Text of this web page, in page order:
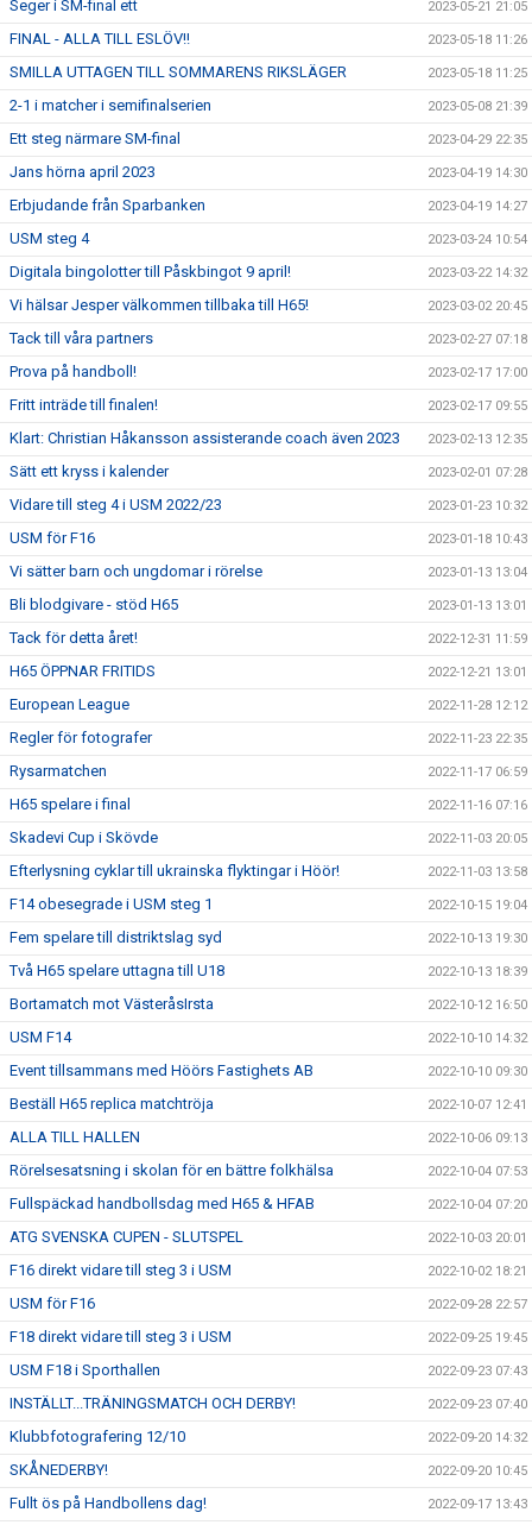
Seger i SM-final ett 2023-05-21 21:05
FINAL - ALLA TILL ESLÖV!! 2023-05-18 11:26
SMILLA UTTAGEN TILL SOMMARENS RIKSLÄGER 2023-05-18 11:25
2-1 i matcher i semifinalserien 2023-05-08 21:39
Ett steg närmare SM-final 2023-04-29 22:35
Jans hörna april 2023 2023-04-19 14:30
Erbjudande från Sparbanken 2023-04-19 14:27
USM steg 4 2023-03-24 10:54
Digitala bingolotter till Påskbingot 9 april! 2023-03-22 14:32
Vi hälsar Jesper välkommen tillbaka till H65! 2023-03-02 20:45
Tack till våra partners 2023-02-27 07:18
Prova på handboll! 2023-02-17 17:00
Fritt inträde till finalen! 2023-02-17 09:55
Klart: Christian Håkansson assisterande coach även 2023 2023-02-13 12:35
Sätt ett kryss i kalender 2023-02-01 07:28
Vidare till steg 4 i USM 2022/23 2023-01-23 10:32
USM för F16 2023-01-18 10:43
Vi sätter barn och ungdomar i rörelse 2023-01-13 13:04
Bli blodgivare - stöd H65 2023-01-13 13:01
Tack för detta året! 2022-12-31 11:59
H65 ÖPPNAR FRITIDS 2022-12-21 13:01
European League 2022-11-28 12:12
Regler för fotografer 2022-11-23 22:35
Rysarmatchen 2022-11-17 06:59
H65 spelare i final 2022-11-16 07:16
Skadevi Cup i Skövde 2022-11-03 20:05
Efterlysning cyklar till ukrainska flyktingar i Höör! 2022-11-03 13:58
F14 obesegrade i USM steg 1 2022-10-15 19:04
Fem spelare till distriktslag syd 2022-10-13 19:30
Två H65 spelare uttagna till U18 2022-10-13 18:39
Bortamatch mot VästeråsIrsta 2022-10-12 16:50
USM F14 2022-10-10 14:32
Event tillsammans med Höörs Fastighets AB 2022-10-10 09:30
Beställ H65 replica matchtröja 2022-10-07 12:41
ALLA TILL HALLEN 2022-10-06 09:13
Rörelsesatsning i skolan för en bättre folkhälsa 2022-10-04 07:53
Fullspäckad handbollsdag med H65 & HFAB 2022-10-04 07:20
ATG SVENSKA CUPEN - SLUTSPEL 2022-10-03 20:01
F16 direkt vidare till steg 3 i USM 2022-10-02 18:21
USM för F16 2022-09-28 22:57
F18 direkt vidare till steg 3 i USM 2022-09-25 19:45
USM F18 i Sporthallen 2022-09-23 07:43
INSTÄLLT...TRÄNINGSMATCH OCH DERBY! 2022-09-23 07:40
Klubbfotografering 12/10 2022-09-20 14:32
SKÅNEDERBY! 2022-09-20 10:45
Fullt ös på Handbollens dag! 2022-09-17 13:43